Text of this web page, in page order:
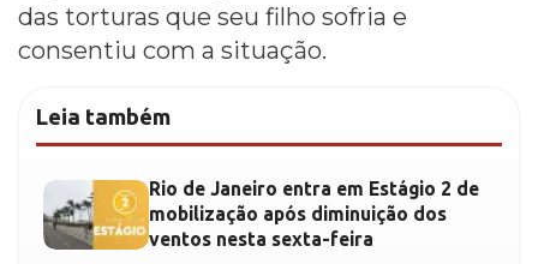
das torturas que seu filho sofria e
consentiu com a situação.
Leia também
Rio de Janeiro entra em Estágio 2 de
mobilização após diminuição dos
ventos nesta sexta-feira